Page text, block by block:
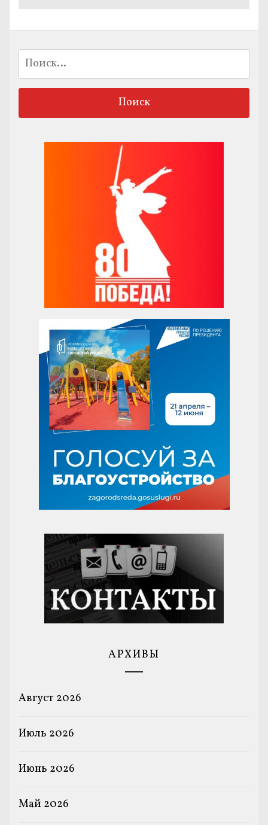
Найти:
АРХИВЫ
Август 2026
Июль 2026
Июнь 2026
Май 2026